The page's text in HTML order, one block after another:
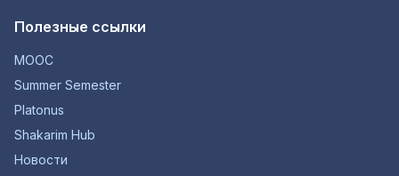
Полезные ссылки
MOOC
Summer Semester
Platonus
Shakarim Hub
Новости